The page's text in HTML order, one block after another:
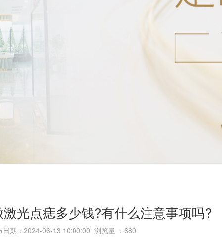
光点痣多少钱?有什么注意事项吗?
日期：2024-06-13 10:00:00 浏览量 ： 680